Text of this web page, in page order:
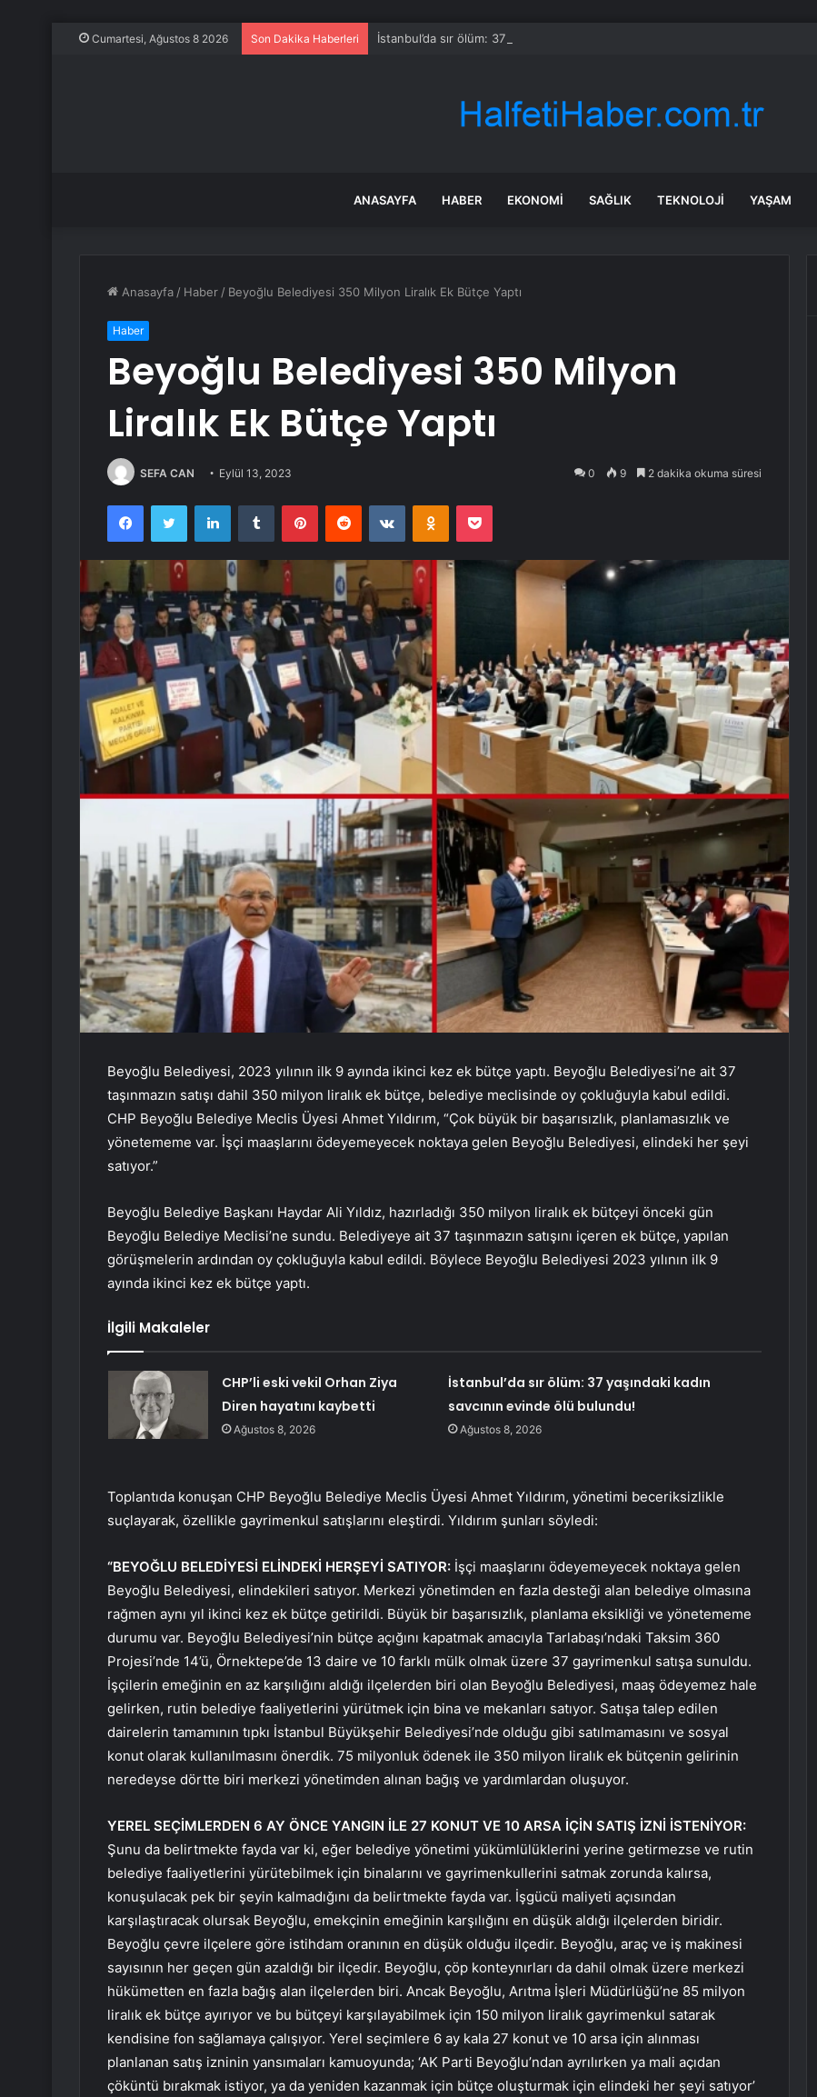
Cumartesi, Ağustos 8 2026 Son Dakika Haberleri İstanbul’da sır ölüm: 37 yaşındaki kadın savcının evinde ölü bulundu!
ANASAYFA HABER EKONOMI SAĞLIK TEKNOLOJI YAŞAM
Anasayfa / Haber / Beyoğlu Belediyesi 350 Milyon Liralık Ek Bütçe Yaptı
Haber
Beyoğlu Belediyesi 350 Milyon
Liralık Ek Bütçe Yaptı
SEFA CAN Eylül 13, 2023 0 9 2 dakika okuma süresi
FacebookTwitter LinkedInTumblr PinterestReddit VKontakteOdnoklassniki
Pocket
Beyoğlu Belediyesi, 2023 yılının ilk 9 ayında ikinci kez ek bütçe yaptı. Beyoğlu Belediyesi’ne ait 37
taşınmazın satışı dahil 350 milyon liralık ek bütçe, belediye meclisinde oy çokluğuyla kabul edildi.
CHP Beyoğlu Belediye Meclis Üyesi Ahmet Yıldırım, “Çok büyük bir başarısızlık, planlamasızlık ve
yönetememe var. İşçi maaşlarını ödeyemeyecek noktaya gelen Beyoğlu Belediyesi, elindeki her şeyi
satıyor.”
Beyoğlu Belediye Başkanı Haydar Ali Yıldız, hazırladığı 350 milyon liralık ek bütçeyi önceki gün
Beyoğlu Belediye Meclisi’ne sundu. Belediyeye ait 37 taşınmazın satışını içeren ek bütçe, yapılan
görüşmelerin ardından oy çokluğuyla kabul edildi. Böylece Beyoğlu Belediyesi 2023 yılının ilk 9
ayında ikinci kez ek bütçe yaptı.
İlgili Makaleler
CHP’li eski vekil Orhan Ziya
Diren hayatını kaybetti
Ağustos 8, 2026
İstanbul’da sır ölüm: 37 yaşındaki kadın
savcının evinde ölü bulundu!
Ağustos 8, 2026
Toplantıda konuşan CHP Beyoğlu Belediye Meclis Üyesi Ahmet Yıldırım, yönetimi beceriksizlikle
suçlayarak, özellikle gayrimenkul satışlarını eleştirdi. Yıldırım şunları söyledi:
“BEYOĞLU BELEDİYESİ ELİNDEKİ HERŞEYİ SATIYOR: İşçi maaşlarını ödeyemeyecek noktaya gelen
Beyoğlu Belediyesi, elindekileri satıyor. Merkezi yönetimden en fazla desteği alan belediye olmasına
rağmen aynı yıl ikinci kez ek bütçe getirildi. Büyük bir başarısızlık, planlama eksikliği ve yönetememe
durumu var. Beyoğlu Belediyesi’nin bütçe açığını kapatmak amacıyla Tarlabaşı’ndaki Taksim 360
Projesi’nde 14’ü, Örnektepe’de 13 daire ve 10 farklı mülk olmak üzere 37 gayrimenkul satışa sunuldu.
İşçilerin emeğinin en az karşılığını aldığı ilçelerden biri olan Beyoğlu Belediyesi, maaş ödeyemez hale
gelirken, rutin belediye faaliyetlerini yürütmek için bina ve mekanları satıyor. Satışa talep edilen
dairelerin tamamının tıpkı İstanbul Büyükşehir Belediyesi’nde olduğu gibi satılmamasını ve sosyal
konut olarak kullanılmasını önerdik. 75 milyonluk ödenek ile 350 milyon liralık ek bütçenin gelirinin
neredeyse dörtte biri merkezi yönetimden alınan bağış ve yardımlardan oluşuyor.
YEREL SEÇİMLERDEN 6 AY ​​ÖNCE YANGIN İLE 27 KONUT VE 10 ARSA İÇİN SATIŞ İZNİ İSTENİYOR:
Şunu da belirtmekte fayda var ki, eğer belediye yönetimi yükümlülüklerini yerine getirmezse ve rutin
belediye faaliyetlerini yürütebilmek için binalarını ve gayrimenkullerini satmak zorunda kalırsa,
konuşulacak pek bir şeyin kalmadığını da belirtmekte fayda var. İşgücü maliyeti açısından
karşılaştıracak olursak Beyoğlu, emekçinin emeğinin karşılığını en düşük aldığı ilçelerden biridir.
Beyoğlu çevre ilçelere göre istihdam oranının en düşük olduğu ilçedir. Beyoğlu, araç ve iş makinesi
sayısının her geçen gün azaldığı bir ilçedir. Beyoğlu, çöp konteynırları da dahil olmak üzere merkezi
hükümetten en fazla bağış alan ilçelerden biri. Ancak Beyoğlu, Arıtma İşleri Müdürlüğü’ne 85 milyon
liralık ek bütçe ayırıyor ve bu bütçeyi karşılayabilmek için 150 milyon liralık gayrimenkul satarak
kendisine fon sağlamaya çalışıyor. Yerel seçimlere 6 ay kala 27 konut ve 10 arsa için alınması
planlanan satış izninin yansımaları kamuoyunda; ‘AK Parti Beyoğlu’ndan ayrılırken ya mali açıdan
çöküntü bırakmak istiyor, ya da yeniden kazanmak için bütçe oluşturmak için elindeki her şeyi satıyor’